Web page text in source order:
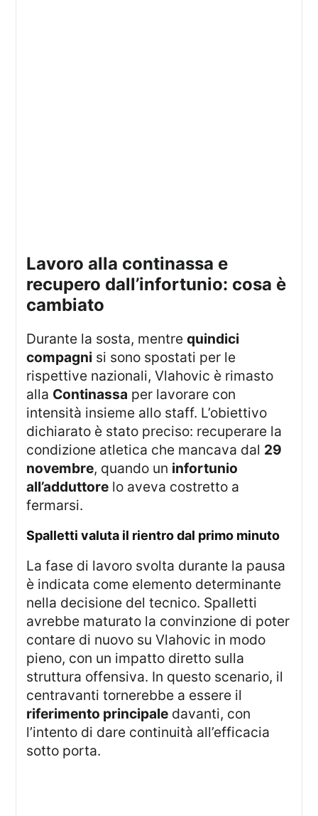
lavoro alla continassa e
recupero dall’infortunio: cosa è
cambiato
Durante la sosta, mentrequindici
compagni si sono spostati per le
rispettive nazionali, Vlahovic è rimasto
alla Continassa per lavorare con
intensità insieme allo staff. L’obiettivo
dichiarato è stato preciso: recuperare la
condizione atletica che mancava dal 29
novembre, quando un infortunio
all’adduttore lo aveva costretto a
fermarsi.
spalletti valuta il rientro dal primo minuto
La fase di lavoro svolta durante la pausa
è indicata come elemento determinante
nella decisione del tecnico. Spalletti
avrebbe maturato la convinzione di poter
contare di nuovo su Vlahovic in modo
pieno, con un impatto diretto sulla
struttura offensiva. In questo scenario, il
centravanti tornerebbe a essere il
riferimento principale davanti, con
l’intento di dare continuità all’efficacia
sotto porta.